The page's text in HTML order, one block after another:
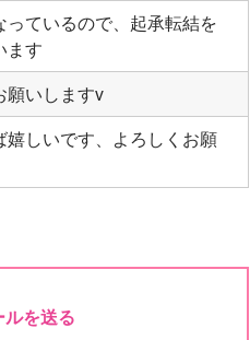
ているので、起承転結を
ます
願いしますv
しいです、よろしくお願
を送る